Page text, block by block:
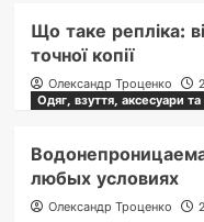
Що таке репліка:
точної копії
Олександр Троценко
Одяг, взуття, аксесуари
любых условиях
Олександр Троценко